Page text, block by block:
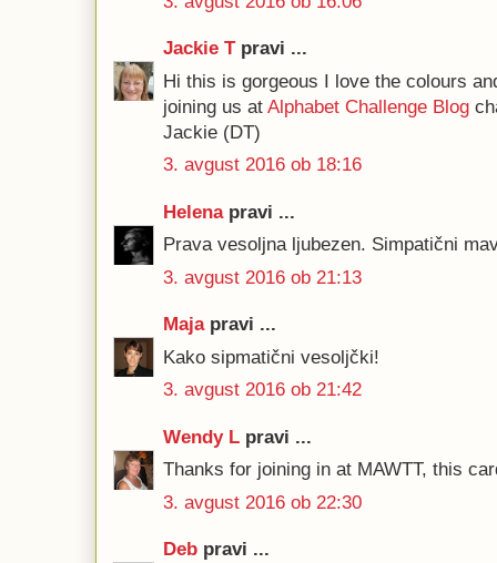
Jackie Tpravi ...
Hi this is gorgeous I love the colours
joining us at Alphabet Challenge Blog
Jackie (DT)
3. avgust 2016 ob 18:16
Helenapravi ...
Prava vesoljna ljubezen. Simpatični
3. avgust 2016 ob 21:13
Majapravi ...
Kako sipmatični vesoljčki!
3. avgust 2016 ob 21:42
Wendy L pravi ...
Thanks for joining in at MAWTT, this
3. avgust 2016 ob 22:30
Deb pravi ...